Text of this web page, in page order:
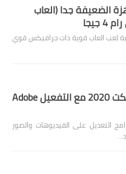
الضعيفة جدا (العاب
لعب العاب قوية ذات جرافيكس قوي
تحميل برنامج افتر افكت 2020 مع التفعيل Adobe
التعديل على الفيديوهات والصور